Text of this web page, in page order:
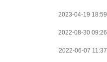
2023-04-19 18:59
2022-08-30 09:26
2022-06-07 11:37